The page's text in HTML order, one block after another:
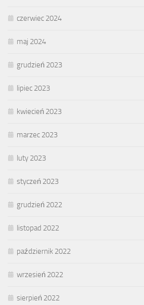
czerwiec 2024
maj 2024
grudzień 2023
lipiec 2023
kwiecień 2023
marzec 2023
luty 2023
styczeń 2023
grudzień 2022
listopad 2022
październik 2022
wrzesień 2022
sierpień 2022